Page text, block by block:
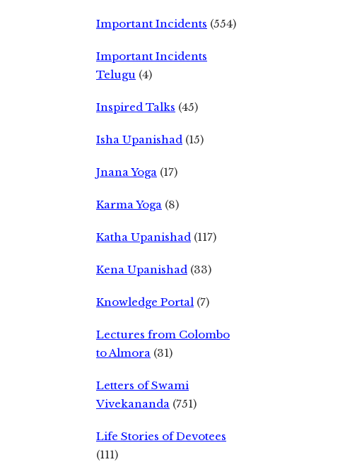
Important Incidents (554)
Important Incidents
Telugu (4)
Inspired Talks (45)
Isha Upanishad (15)
Jnana Yoga (17)
Karma Yoga (8)
Katha Upanishad (117)
Kena Upanishad (33)
Knowledge Portal (7)
Lectures from Colombo
to Almora (31)
Letters of Swami
Vivekananda (751)
Life Stories of Devotees
(111)